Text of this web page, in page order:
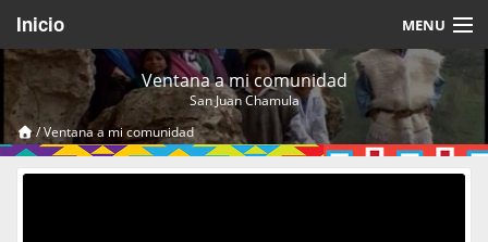
Inicio MENU
Acerca de
Videos Temáticos
Cerrar Sesión
Ventana a mi comunidad
San Juan Chamula
/Ventana a mi comunidad